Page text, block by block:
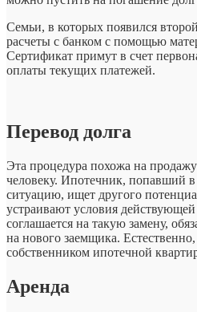
Семьи, в которых появился
расчеты с банком с помощью
Сертификат примут в счет
оплаты текущих платежей.
Перевод долга
Эта процедура похожа на
человеку. Ипотечник, попавший
ситуацию, ищет другого
устраивают условия
соглашается на такую замену,
на нового заемщика.
собственником ипотечной
Аренда